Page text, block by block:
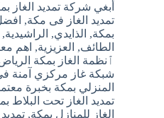
أبغي شركة تمديد الغاز
تمديد الغاز فى مكة,
بمكة, الذايدي, الراشيدية,
الطائف, العزيزية, اهم
ٱنظمة الغاز بمكة الرياض
شبكة غاز مركزي آمنة
المنزلي بمكة بخبرة
تمديد الغاز تحت البلاط
الغاز للمنازل بمكة,